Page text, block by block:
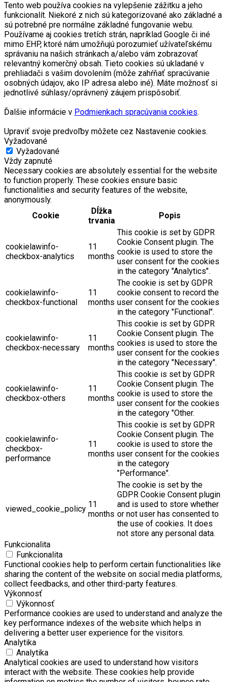
Tento web používa cookies na vylepšenie zážitku a jeho
funkcionalít. Niekoré z nich sú kategorizované ako základné a
sú potrebné pre normálne základné fungovanie webu.
Používame aj cookies tretích strán, napríklad Google či iné
mimo EHP, ktoré nám umožňujú porozumieť užívateľskému
správaniu na našich stránkach a/alebo vám zobrazovať
relevantný komerčný obsah. Tieto cookies sú ukladané v
prehliadači s vašim dovolením (môže zahŕňať spracúvanie
osobných údajov, ako IP adresa alebo iné). Máte možnosť si
jednotlivé súhlasy/oprávnený záujem prispôsobiť.
Ďalšie informácie v Podmienkach spracúvania cookies.
Upraviť svoje predvoľby môžete cez Nastavenie cookies.
Vyžadované
Vyžadované
Vždy zapnuté
Necessary cookies are absolutely essential for the website
to function properly. These cookies ensure basic
functionalities and security features of the website,
anonymously.
Cookie
Dĺžka
trvania
Popis
cookielawinfo-
checkbox-analytics
11
months
This cookie is set by GDPR
Cookie Consent plugin. The
cookie is used to store the
user consent for the cookies
in the category "Analytics".
cookielawinfo-
checkbox-functional
11
months
The cookie is set by GDPR
cookie consent to record the
user consent for the cookies
in the category "Functional".
cookielawinfo-
checkbox-necessary
11
months
This cookie is set by GDPR
Cookie Consent plugin. The
cookies is used to store the
user consent for the cookies
in the category "Necessary".
cookielawinfo-
checkbox-others
11
months
This cookie is set by GDPR
Cookie Consent plugin. The
cookie is used to store the
user consent for the cookies
in the category "Other.
cookielawinfo-
checkbox-
performance
11
months
This cookie is set by GDPR
Cookie Consent plugin. The
cookie is used to store the
user consent for the cookies
in the category
"Performance".
viewed_cookie_policy 11
months
The cookie is set by the
GDPR Cookie Consent plugin
and is used to store whether
or not user has consented to
the use of cookies. It does
not store any personal data.
Funkcionalita
Funkcionalita
Functional cookies help to perform certain functionalities like
sharing the content of the website on social media platforms,
collect feedbacks, and other third-party features.
Výkonnosť
Výkonnosť
Performance cookies are used to understand and analyze the
key performance indexes of the website which helps in
delivering a better user experience for the visitors.
Analytika
Analytika
Analytical cookies are used to understand how visitors
interact with the website. These cookies help provide